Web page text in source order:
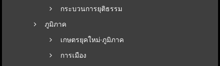
กระบวนการยุติธรรม
ภูมิภาค
เกษตรยุคใหม่-ภูมิภาค
การเมือง